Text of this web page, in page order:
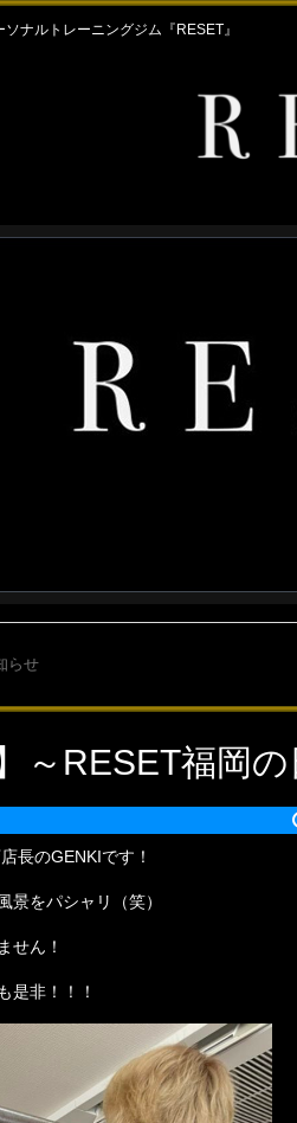
ナルトレーニングジム『RESET』
らせ
～RESET福岡の
長のGENKIです！
景をパシャリ（笑）
せん！
是非！！！